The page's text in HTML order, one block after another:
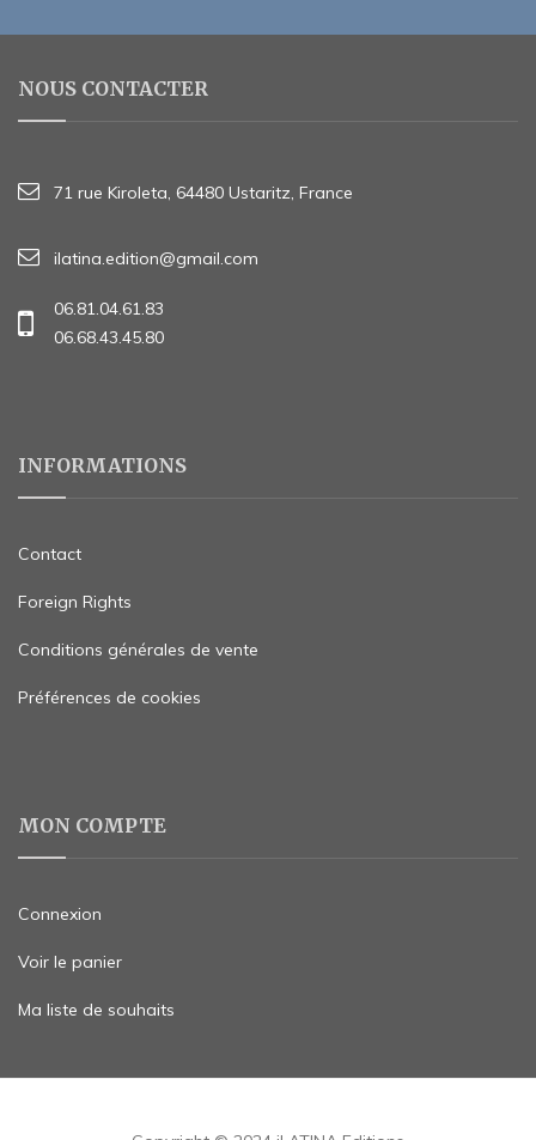
NOUS CONTACTER
71 rue Kiroleta, 64480 Ustaritz, France
ilatina.edition@gmail.com
06.81.04.61.83
06.68.43.45.80
INFORMATIONS
Contact
Foreign Rights
Conditions générales de vente
Préférences de cookies
MON COMPTE
Connexion
Voir le panier
Ma liste de souhaits